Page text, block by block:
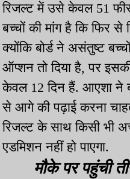
रिजल्ट में उसे केवल 51
बच्चों की मांग है कि फिर से
क्योंकि बोर्ड ने असंतुष्ट
ऑप्शन तो दिया है, पर
केवल 12 दिन हैं. आएशा ने
से आगे की पढ़ाई करना
रिजल्ट के साथ किसी भी
एडमिशन नहीं हो पाएगा.
मौके पर पहुंची